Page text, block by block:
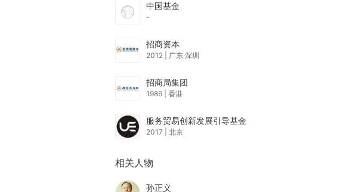
中国基金
-
招商资本
2012 广东·深圳
招商局集团
1986 香港
服务贸易创新发展引导基金
2017 北京
相关人物
孙正义